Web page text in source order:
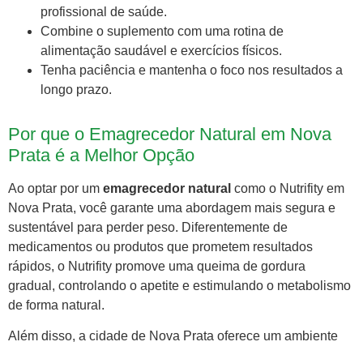
profissional de saúde.
Combine o suplemento com uma rotina de
alimentação saudável e exercícios físicos.
Tenha paciência e mantenha o foco nos resultados a
longo prazo.
Por que o Emagrecedor Natural em Nova
Prata é a Melhor Opção
Ao optar por um emagrecedor natural como o Nutrifity em
Nova Prata, você garante uma abordagem mais segura e
sustentável para perder peso. Diferentemente de
medicamentos ou produtos que prometem resultados
rápidos, o Nutrifity promove uma queima de gordura
gradual, controlando o apetite e estimulando o metabolismo
de forma natural.
Além disso, a cidade de Nova Prata oferece um ambiente